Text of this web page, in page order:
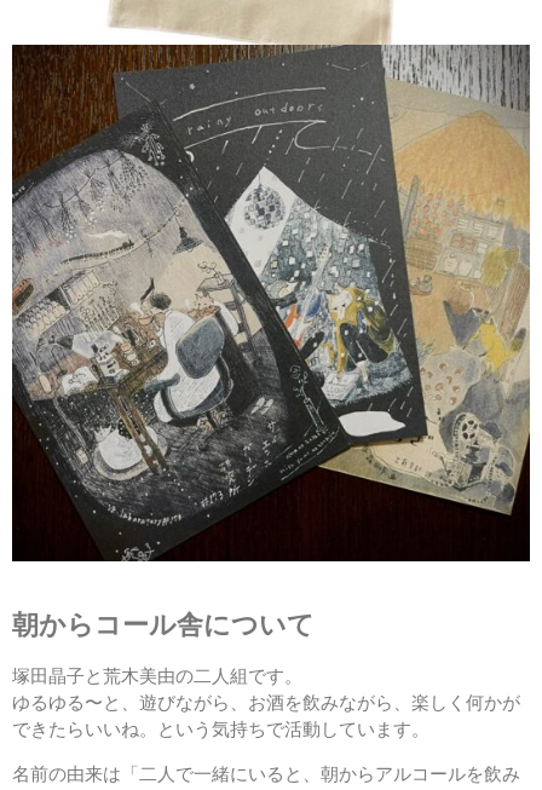
朝からコール舎について
塚田晶子と荒木美由の二人組です。
ゆるゆる〜と、遊びながら、お酒を飲みながら、楽しく何かが
できたらいいね。という気持ちで活動しています。
名前の由来は「二人で一緒にいると、朝からアルコールを飲み